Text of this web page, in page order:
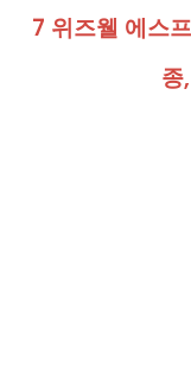
7 위즈웰 에스